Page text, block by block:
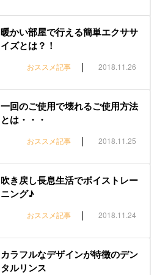
暖かい部屋で行える簡単エクササ
イズとは？！
おススメ記事 | 2018.11.26
一回のご使用で壊れるご使用方法
とは・・・
おススメ記事 | 2018.11.25
吹き戻し長息生活でボイストレー
ニング♪
おススメ記事 | 2018.11.24
カラフルなデザインが特徴のデン
タルリンス